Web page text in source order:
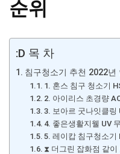
순위
:D 목 차
침구청소기 추천 2022년
1. 혼스 침구 청소기
2. 아이리스 초경량
3. 보아르 굿나잇클링
4. 좋은생활지웰 UV
5. 레이캅 침구청소기
⧗ 더그린 잡화점 같이